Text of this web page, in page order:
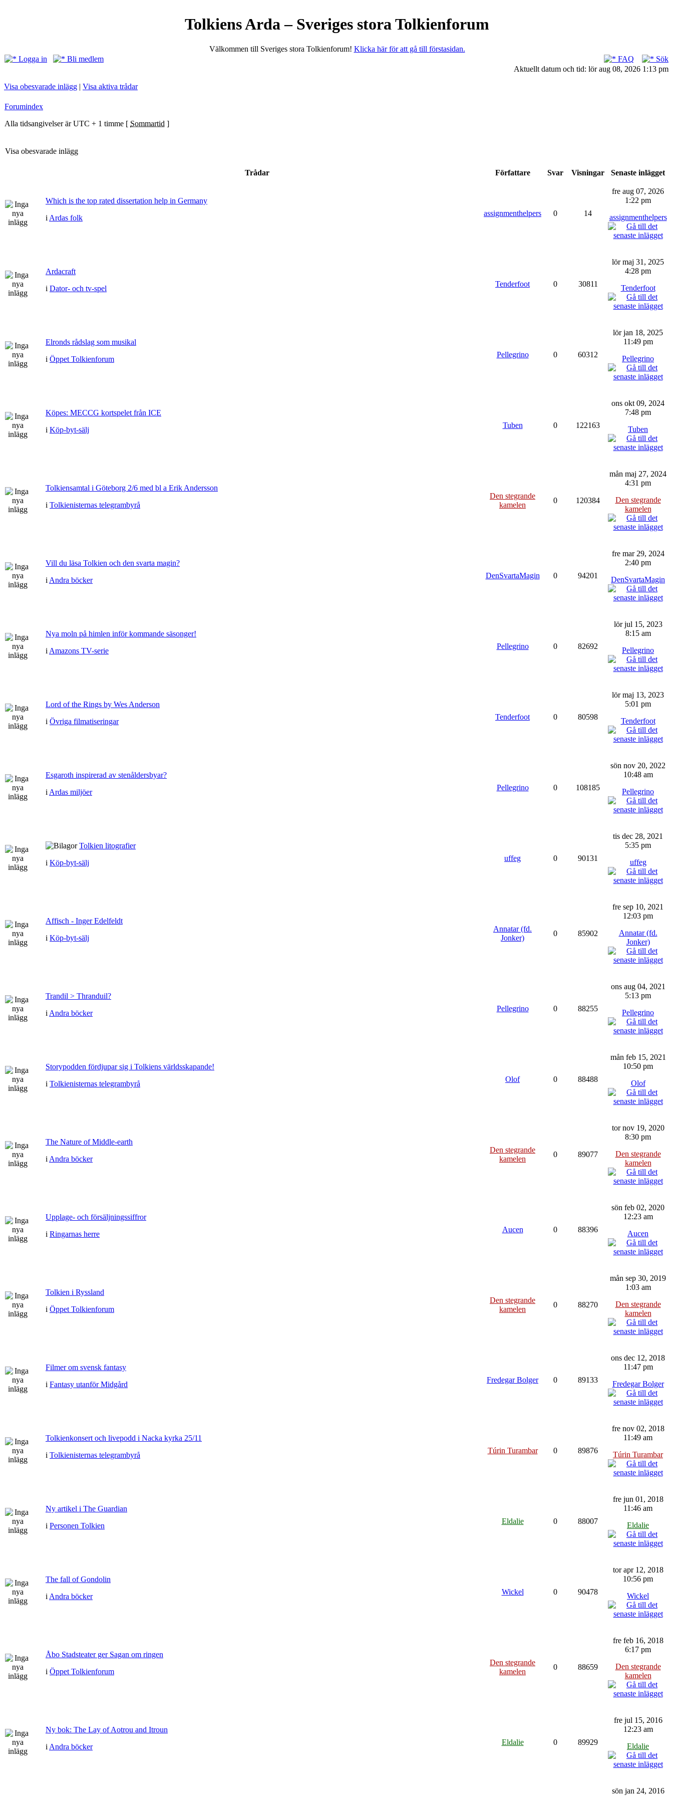
Tolkiens Arda – Sveriges stora Tolkienforum
Välkommen till Sveriges stora Tolkienforum! Klicka här för att gå till förstasidan.
Logga in
Bli medlem FAQ
Sök
Aktuellt datum och tid: lör aug 08, 2026 1:13 pm
Visa obesvarade inlägg | Visa aktiva trådar
Forumindex
Alla tidsangivelser är UTC + 1 timme [ Sommartid ]
Visa obesvarade inlägg
Trådar Författare Svar Visningar Senaste inlägget
Which is the top rated dissertation help in Germany
i Ardas folk
assignmenthelpers 0 14
fre aug 07, 2026
1:22 pm
assignmenthelpers
Ardacraft
i Dator- och tv-spel
Tenderfoot 0 30811
lör maj 31, 2025
4:28 pm
Tenderfoot
Elronds rådslag som musikal
i Öppet Tolkienforum
Pellegrino 0 60312
lör jan 18, 2025
11:49 pm
Pellegrino
Köpes: MECCG kortspelet från ICE
i Köp-byt-sälj
Tuben 0 122163
ons okt 09, 2024
7:48 pm
Tuben
Tolkiensamtal i Göteborg 2/6 med bl a Erik Andersson
i Tolkienisternas telegrambyrå
Den stegrande
kamelen
0 120384
mån maj 27, 2024
4:31 pm
Den stegrande
kamelen
Vill du läsa Tolkien och den svarta magin?
i Andra böcker
DenSvartaMagin 0 94201
fre mar 29, 2024
2:40 pm
DenSvartaMagin
Nya moln på himlen inför kommande säsonger!
i Amazons TV-serie
Pellegrino 0 82692
lör jul 15, 2023
8:15 am
Pellegrino
Lord of the Rings by Wes Anderson
i Övriga filmatiseringar
Tenderfoot 0 80598
lör maj 13, 2023
5:01 pm
Tenderfoot
Esgaroth inspirerad av stenåldersbyar?
i Ardas miljöer
Pellegrino 0 108185
sön nov 20, 2022
10:48 am
Pellegrino
Tolkien litografier
i Köp-byt-sälj
uffeg 0 90131
tis dec 28, 2021
5:35 pm
uffeg
Affisch - Inger Edelfeldt
i Köp-byt-sälj
Annatar (fd.
Jonker)
0 85902
fre sep 10, 2021
12:03 pm
Annatar (fd.
Jonker)
Trandil > Thranduil?
i Andra böcker
Pellegrino 0 88255
ons aug 04, 2021
5:13 pm
Pellegrino
Storypodden fördjupar sig i Tolkiens världsskapande!
i Tolkienisternas telegrambyrå
Olof 0 88488
mån feb 15, 2021
10:50 pm
Olof
The Nature of Middle-earth
i Andra böcker
Den stegrande
kamelen
0 89077
tor nov 19, 2020
8:30 pm
Den stegrande
kamelen
Upplage- och försäljningssiffror
i Ringarnas herre
Aucen 0 88396
sön feb 02, 2020
12:23 am
Aucen
Tolkien i Ryssland
i Öppet Tolkienforum
Den stegrande
kamelen
0 88270
mån sep 30, 2019
1:03 am
Den stegrande
kamelen
Filmer om svensk fantasy
i Fantasy utanför Midgård
Fredegar Bolger 0 89133
ons dec 12, 2018
11:47 pm
Fredegar Bolger
Tolkienkonsert och livepodd i Nacka kyrka 25/11
i Tolkienisternas telegrambyrå
Túrin Turambar 0 89876
fre nov 02, 2018
11:49 am
Túrin Turambar
Ny artikel i The Guardian
i Personen Tolkien
Eldalie 0 88007
fre jun 01, 2018
11:46 am
Eldalie
The fall of Gondolin
i Andra böcker
Wickel 0 90478
tor apr 12, 2018
10:56 pm
Wickel
Åbo Stadsteater ger Sagan om ringen
i Öppet Tolkienforum
Den stegrande
kamelen
0 88659
fre feb 16, 2018
6:17 pm
Den stegrande
kamelen
Ny bok: The Lay of Aotrou and Itroun
i Andra böcker
Eldalie 0 89929
fre jul 15, 2016
12:23 am
Eldalie
sön jan 24, 2016